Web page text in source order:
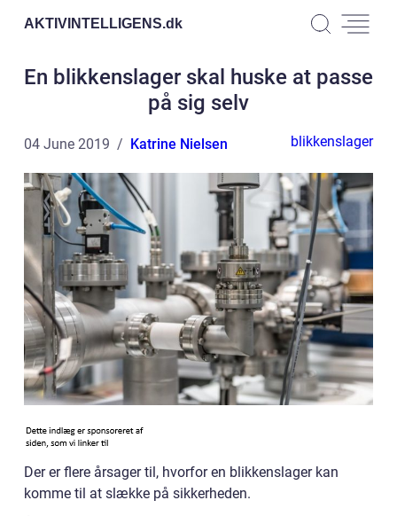
AKTIVINTELLIGENS.dk
En blikkenslager skal huske at passe
på sig selv
04 June 2019 Katrine Nielsen blikkenslager
Der er flere årsager til, hvorfor en blikkenslager kan
komme til at slække på sikkerheden.